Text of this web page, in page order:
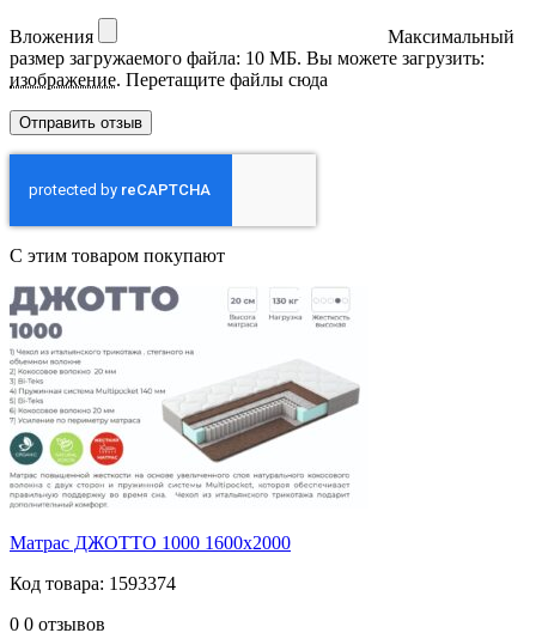
Вложения
Максимальный
размер загружаемого файла: 10 МБ. Вы можете загрузить:
изображение. Перетащите файлы сюда
С этим товаром покупают
Матрас ДЖОТТО 1000 1600х2000
Код товара: 1593374
0 0 отзывов